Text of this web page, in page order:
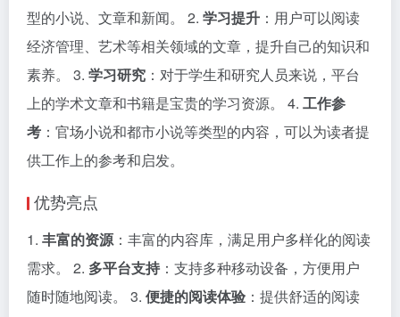
型的小说、文章和新闻。 2. 学习提升 ：用户可以阅读
经济管理、艺术等相关领域的文章，提升自己的知识和
素养。 3. 学习研究 ：对于学生和研究人员来说，平台
上的学术文章和书籍是宝贵的学习资源。 4. 工作参
考 ：官场小说和都市小说等类型的内容，可以为读者提
供工作上的参考和启发。
优势亮点
1. 丰富的资源：丰富的内容库，满足用户多样化的阅读
需求。 2. 多平台支持 ：支持多种移动设备，方便用户
随时随地阅读。 3. 便捷的阅读体验 ：提供舒适的阅读